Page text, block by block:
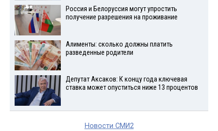
Россия и Белоруссия могут упростить
получение разрешения на проживание
Алименты: сколько должны платить
разведенные родители
Депутат Аксаков: К концу года ключевая
ставка может опуститься ниже 13 процентов
Новости СМИ2